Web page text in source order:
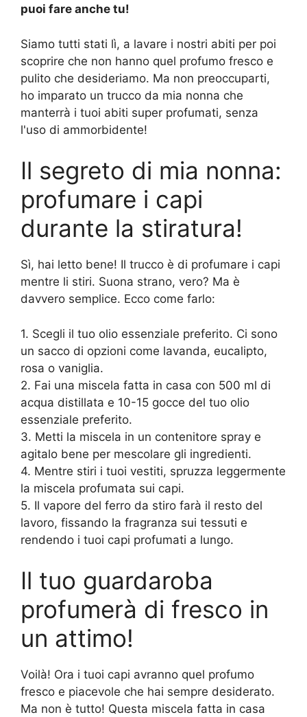
puoi fare anche tu!
Siamo tutti stati lì, a lavare i nostri abiti per poi
scoprire che non hanno quel profumo fresco e
pulito che desideriamo. Ma non preoccuparti,
ho imparato un trucco da mia nonna che
manterrà i tuoi abiti super profumati, senza
l'uso di ammorbidente!
Il segreto di mia nonna:
profumare i capi
durante la stiratura!
Sì, hai letto bene! Il trucco è di profumare i capi
mentre li stiri. Suona strano, vero? Ma è
davvero semplice. Ecco come farlo:
1. Scegli il tuo olio essenziale preferito. Ci sono
un sacco di opzioni come lavanda, eucalipto,
rosa o vaniglia.
2. Fai una miscela fatta in casa con 500 ml di
acqua distillata e 10-15 gocce del tuo olio
essenziale preferito.
3. Metti la miscela in un contenitore spray e
agitalo bene per mescolare gli ingredienti.
4. Mentre stiri i tuoi vestiti, spruzza leggermente
la miscela profumata sui capi.
5. Il vapore del ferro da stiro farà il resto del
lavoro, fissando la fragranza sui tessuti e
rendendo i tuoi capi profumati a lungo.
Il tuo guardaroba
profumerà di fresco in
un attimo!
Voilà! Ora i tuoi capi avranno quel profumo
fresco e piacevole che hai sempre desiderato.
Ma non è tutto! Questa miscela fatta in casa